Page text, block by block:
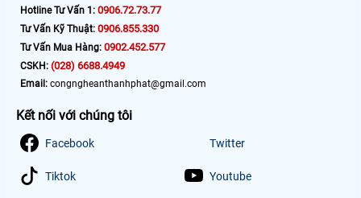
Hotline Tư Vấn 1: 0906.72.73.77
Tư Vấn Kỹ Thuật: 0906.855.330
Tư Vấn Mua Hàng: 0902.452.577
CSKH: (028) 6688.4949
Email: congngheanthanhphat@gmail.com
Kết nối với chúng tôi
Facebook Twitter
Tiktok Youtube